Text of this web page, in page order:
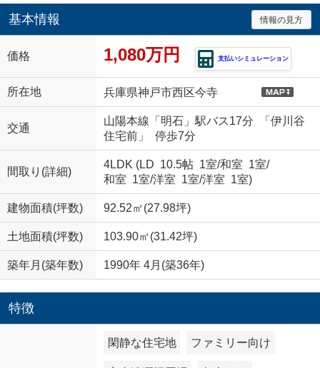
基本情報 情報の見方
価格 1,080万円 支払いシミュレーション
所在地 兵庫県神戸市西区今寺
交通
山陽本線「明石」駅バス17分 「伊川谷
住宅前」 停歩7分
間取り(詳細)
4LDK (LD 10.5帖 1室/和室 1室/
和室 1室/洋室 1室/洋室 1室)
建物面積(坪数) 92.52㎡(27.98坪)
土地面積(坪数) 103.90㎡(31.42坪)
築年月(築年数) 1990年 4月(築36年)
特徴
閑静な住宅地 ファミリー向け